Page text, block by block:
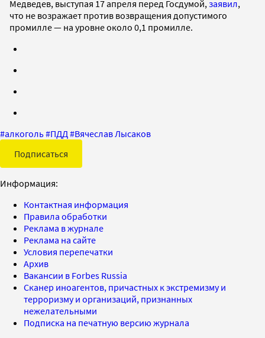
Медведев, выступая 17 апреля перед Госдумой, заявил,
что не возражает против возвращения допустимого
промилле — на уровне около 0,1 промилле.
#алкоголь#ПДД #Вячеслав Лысаков
Подписаться
Информация:
Контактная информация
Правила обработки
Реклама в журнале
Реклама на сайте
Условия перепечатки
Архив
Вакансии в Forbes Russia
Сканер иноагентов, причастных к экстремизму и
терроризму и организаций, признанных
нежелательными
Подписка на печатную версию журнала